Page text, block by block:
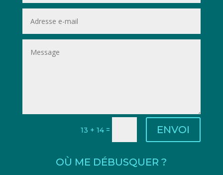
13 + 14 = ENVOI
OÙ ME DÉBUSQUER ?